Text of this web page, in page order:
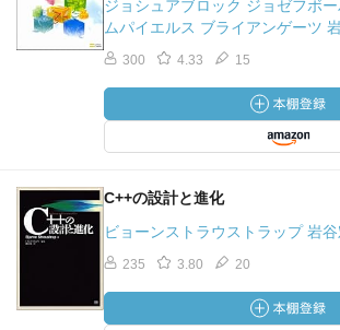
ジョシュアブロック ジョゼフボ
ムパイエルス ブライアンゲーツ
300 4.33 15
C++の設計と進化
ビョーンストラウストラップ 岩
235 3.80 20